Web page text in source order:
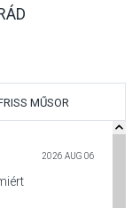
MŰSOR
2026 AUG 06